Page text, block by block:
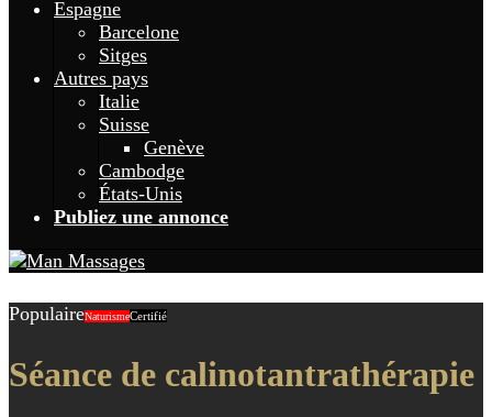
Espagne
Barcelone
Sitges
Autres pays
Italie
Suisse
Genève
Cambodge
États-Unis
Publiez une annonce
PopulaireNaturismeCertifié
Séance de calinotantrathérapie